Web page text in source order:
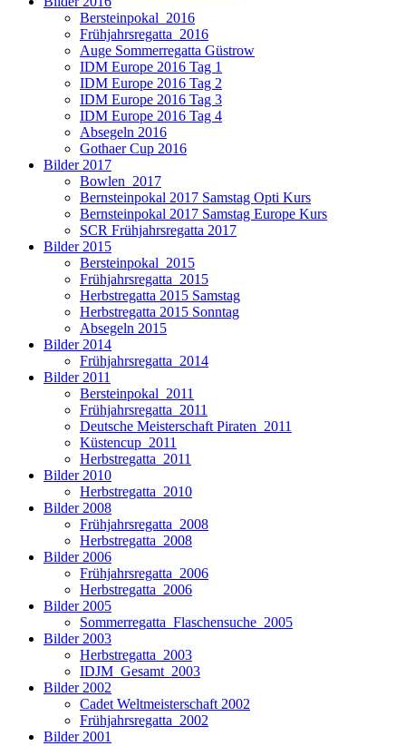
Bersteinpokal_2016
Frühjahrsregatta_2016
Auge Sommerregatta Güstrow
IDM Europe 2016 Tag 1
IDM Europe 2016 Tag 2
IDM Europe 2016 Tag 3
IDM Europe 2016 Tag 4
Absegeln 2016
Gothaer Cup 2016
Bilder 2017
Bowlen_2017
Bernsteinpokal 2017 Samstag Opti Kurs
Bernsteinpokal 2017 Samstag Europe Kurs
SCR Frühjahrsregatta 2017
Bilder 2015
Bersteinpokal_2015
Frühjahrsregatta_2015
Herbstregatta 2015 Samstag
Herbstregatta 2015 Sonntag
Absegeln 2015
Bilder 2014
Frühjahrsregatta_2014
Bilder 2011
Bersteinpokal_2011
Frühjahrsregatta_2011
Deutsche Meisterschaft Piraten_2011
Küstencup_2011
Herbstregatta_2011
Bilder 2010
Herbstregatta_2010
Bilder 2008
Frühjahrsregatta_2008
Herbstregatta_2008
Bilder 2006
Frühjahrsregatta_2006
Herbstregatta_2006
Bilder 2005
Sommerregatta_Flaschensuche_2005
Bilder 2003
Herbstregatta_2003
IDJM_Gesamt_2003
Bilder 2002
Cadet Weltmeisterschaft 2002
Frühjahrsregatta_2002
Bilder 2001